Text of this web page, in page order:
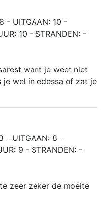
- UITGAAN: 10 -
10 - STRANDEN: -
want je weet niet
je wel in edessa of zat je
- UITGAAN: 8 -
9 - STRANDEN: -
zeer zeker de moeite